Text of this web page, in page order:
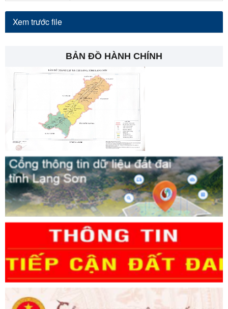
Xem trước file
BẢN ĐỒ HÀNH CHÍNH